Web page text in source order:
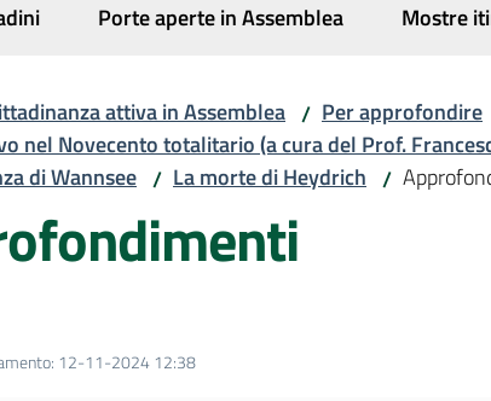
Porte aperte in Assemblea Mostre
attiva in Assemblea / Per approfondire
nel Novecento totalitario (a cura del Prof.
di Wannsee / La morte di Heydrich /
: 12-11-2024 12:38